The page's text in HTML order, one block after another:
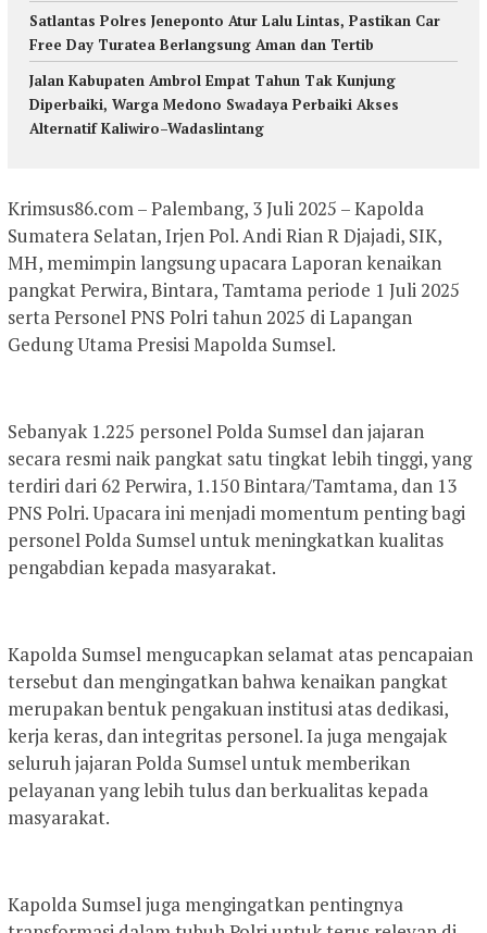
Satlantas Polres Jeneponto Atur Lalu Lintas, Pastikan Car
Free Day Turatea Berlangsung Aman dan Tertib
Jalan Kabupaten Ambrol Empat Tahun Tak Kunjung
Diperbaiki, Warga Medono Swadaya Perbaiki Akses
Alternatif Kaliwiro–Wadaslintang
Krimsus86.com – Palembang, 3 Juli 2025 – Kapolda
Sumatera Selatan, Irjen Pol. Andi Rian R Djajadi, SIK,
MH, memimpin langsung upacara Laporan kenaikan
pangkat Perwira, Bintara, Tamtama periode 1 Juli 2025
serta Personel PNS Polri tahun 2025 di Lapangan
Gedung Utama Presisi Mapolda Sumsel.
Sebanyak 1.225 personel Polda Sumsel dan jajaran
secara resmi naik pangkat satu tingkat lebih tinggi, yang
terdiri dari 62 Perwira, 1.150 Bintara/Tamtama, dan 13
PNS Polri. Upacara ini menjadi momentum penting bagi
personel Polda Sumsel untuk meningkatkan kualitas
pengabdian kepada masyarakat.
Kapolda Sumsel mengucapkan selamat atas pencapaian
tersebut dan mengingatkan bahwa kenaikan pangkat
merupakan bentuk pengakuan institusi atas dedikasi,
kerja keras, dan integritas personel. Ia juga mengajak
seluruh jajaran Polda Sumsel untuk memberikan
pelayanan yang lebih tulus dan berkualitas kepada
masyarakat.
Kapolda Sumsel juga mengingatkan pentingnya